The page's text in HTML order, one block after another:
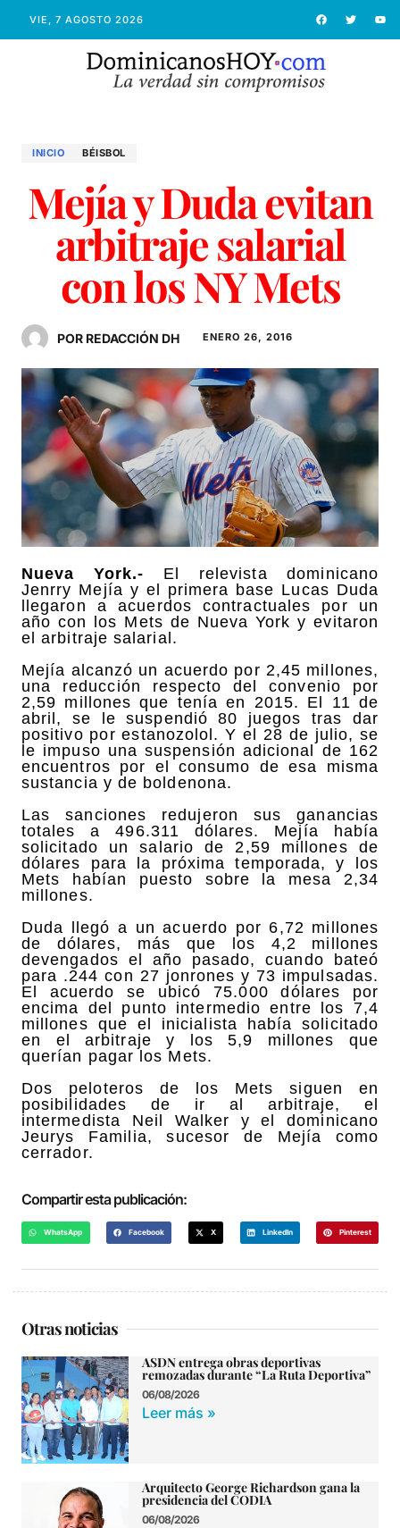
VIE, 7 AGOSTO 2026
INICIO BÉISBOL
Mejía y Duda evitan
arbitraje salarial
con los NY Mets
POR REDACCIÓN DH ENERO 26, 2016
Nueva York.- El relevista dominicano
Jenrry Mejía y el primera base Lucas Duda
llegaron a acuerdos contractuales por un
año con los Mets de Nueva York y evitaron
el arbitraje salarial.
Mejía alcanzó un acuerdo por 2,45 millones,
una reducción respecto del convenio por
2,59 millones que tenía en 2015. El 11 de
abril, se le suspendió 80 juegos tras dar
positivo por estanozolol. Y el 28 de julio, se
le impuso una suspensión adicional de 162
encuentros por el consumo de esa misma
sustancia y de boldenona.
Las sanciones redujeron sus ganancias
totales a 496.311 dólares. Mejía había
solicitado un salario de 2,59 millones de
dólares para la próxima temporada, y los
Mets habían puesto sobre la mesa 2,34
millones.
Duda llegó a un acuerdo por 6,72 millones
de dólares, más que los 4,2 millones
devengados el año pasado, cuando bateó
para .244 con 27 jonrones y 73 impulsadas.
El acuerdo se ubicó 75.000 dólares por
encima del punto intermedio entre los 7,4
millones que el inicialista había solicitado
en el arbitraje y los 5,9 millones que
querían pagar los Mets.
Dos peloteros de los Mets siguen en
posibilidades de ir al arbitraje, el
intermedista Neil Walker y el dominicano
Jeurys Familia, sucesor de Mejía como
cerrador.
Compartir esta publicación:
WhatsApp Facebook X LinkedIn Pinterest
Otras noticias
ASDN entrega obras deportivas
remozadas durante “La Ruta Deportiva”
06/08/2026
Leer más »
Arquitecto George Richardson gana la
presidencia del CODIA
06/08/2026